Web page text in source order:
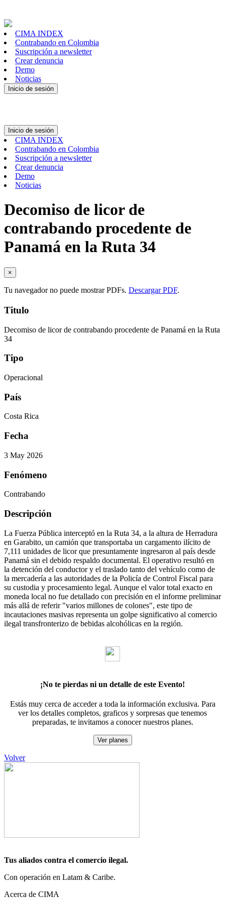
CIMA INDEX
Contrabando en Colombia
Suscripción a newsletter
Crear denuncia
Demo
Noticias
Inicio de sesión
Inicio de sesión
CIMA INDEX
Contrabando en Colombia
Suscripción a newsletter
Crear denuncia
Demo
Noticias
Decomiso de licor de
contrabando procedente de
Panamá en la Ruta 34
×
Tu navegador no puede mostrar PDFs. Descargar PDF.
Titulo
Decomiso de licor de contrabando procedente de Panamá en la Ruta
34
Tipo
Operacional
País
Costa Rica
Fecha
3 May 2026
Fenómeno
Contrabando
Descripción
La Fuerza Pública interceptó en la Ruta 34, a la altura de Herradura
en Garabito, un camión que transportaba un cargamento ilícito de
7,111 unidades de licor que presuntamente ingresaron al país desde
Panamá sin el debido respaldo documental. El operativo resultó en
la detención del conductor y el traslado tanto del vehículo como de
la mercadería a las autoridades de la Policía de Control Fiscal para
su custodia y procesamiento legal. Aunque el valor total exacto en
moneda local no fue detallado con precisión en el informe preliminar
más allá de referir "varios millones de colones", este tipo de
incautaciones masivas representa un golpe significativo al comercio
ilegal transfronterizo de bebidas alcohólicas en la región.
¡No te pierdas ni un detalle de este Evento!
Estás muy cerca de acceder a toda la información exclusiva. Para
ver los detalles completos, graficos y sorpresas que tenemos
preparadas, te invitamos a conocer nuestros planes.
Ver planes
Volver
Tus aliados contra el comercio ilegal.
Con operación en Latam & Caribe.
Acerca de CIMA